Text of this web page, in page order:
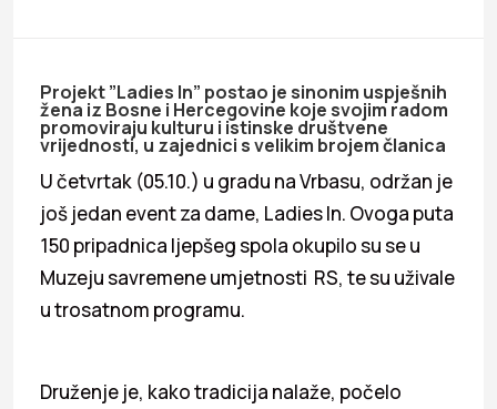
Projekt ”Ladies In” postao je sinonim uspješnih
žena iz Bosne i Hercegovine koje svojim radom
promoviraju kulturu i istinske društvene
vrijednosti, u zajednici s velikim brojem članica
U četvrtak (05.10.) u gradu na Vrbasu, održan je
još jedan event za dame, Ladies In. Ovoga puta
150 pripadnica ljepšeg spola okupilo su se u
Muzeju savremene umjetnosti RS, te su uživale
u trosatnom programu.
Druženje je, kako tradicija nalaže, počelo